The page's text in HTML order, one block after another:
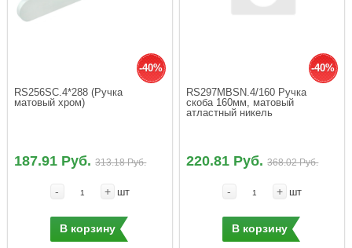
-40%
RS256SC.4*288 (Ручка
матовый хром)
187.91 Руб.313.18 Руб.
- + шт
В корзину
-40%
RS297MBSN.4/160 Ручка
скоба 160мм, матовый
атластный никель
220.81 Руб.368.02 Руб.
- + шт
В корзину